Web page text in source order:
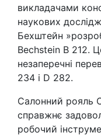
викладачами
наукових
Бехштейн
Bechstein B 212.
незаперечнi
234 і D 282.
Салонний рояль
справжнє
робочий